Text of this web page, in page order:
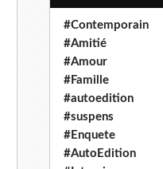
#Contemporain
#Amitié
#Amour
#Famille
#autoedition
#suspens
#Enquete
#AutoEdition